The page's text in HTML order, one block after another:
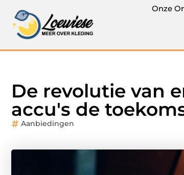
Onze
De revolutie van
accu's de
Aanbiedingen